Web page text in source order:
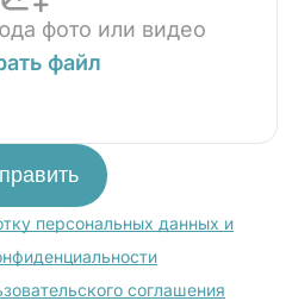
фото или видео
файл
персональных данных и
соглашения